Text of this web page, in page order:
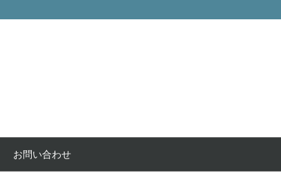
お問い合わせ